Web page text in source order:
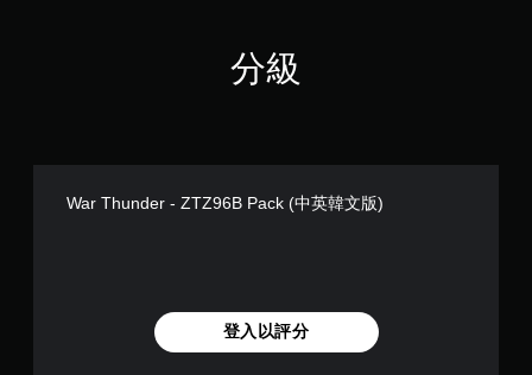
分級
War Thunder - ZTZ96B Pack (中英韓文版)
登入以評分